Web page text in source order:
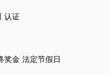
认证
奖金 法定节假日